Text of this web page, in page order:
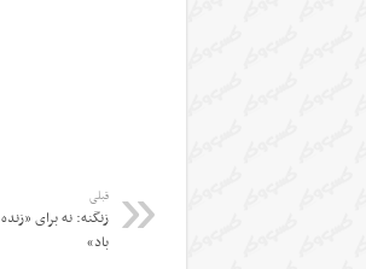
قبلی
زنگنه: نه برای
باد»